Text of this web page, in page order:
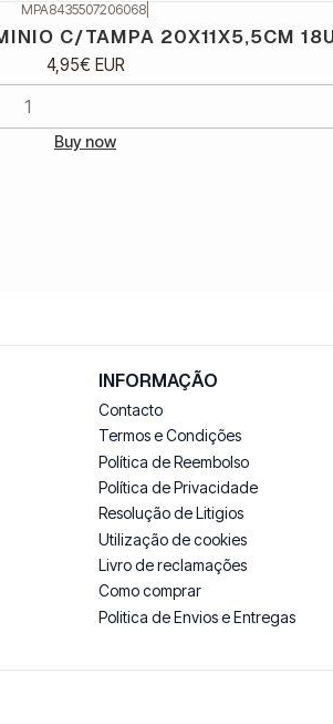
MPA8435507206068
C/TAMPA 20X11X5,5CM
4,95€ EUR
Buy now
INFORMAÇÃO
Contacto
Termos e Condições
Política de Reembolso
Política de Privacidade
Resolução de Litigios
Utilização de cookies
Livro de reclamações
Como comprar
Politica de Envios e Entregas